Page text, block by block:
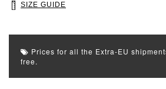
SIZE GUIDE
Prices for all the Extra-EU
free.